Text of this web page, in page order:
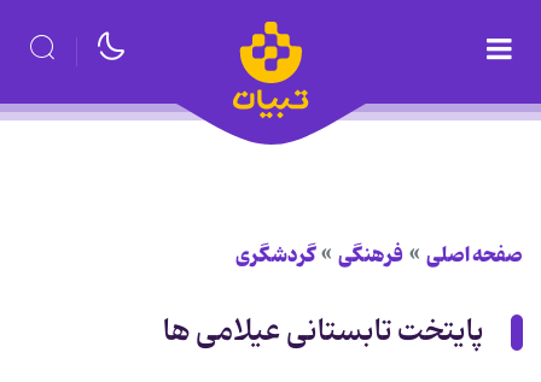
صفحه اصلی فرهنگی گردشگری
پایتخت تابستانی عیلامی ها